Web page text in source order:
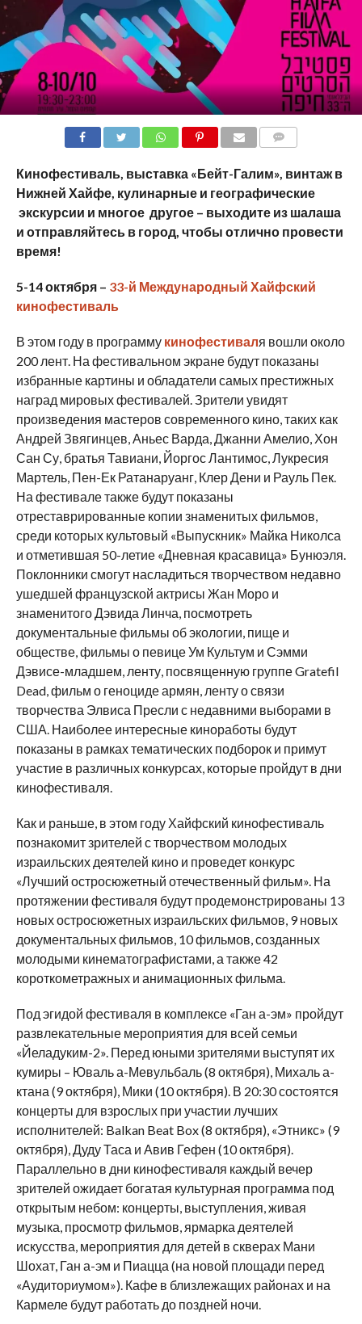
Кинофестиваль, выставка «Бейт-Галим», винтаж в
Нижней Хайфе, кулинарные и географические
экскурсии и многое другое – выходите из шалаша
и отправляйтесь в город, чтобы отлично провести
время!
5-14 октября – 33-й Международный Хайфский
кинофестиваль
В этом году в программу кинофестиваля вошли около
200 лент. На фестивальном экране будут показаны
избранные картины и обладатели самых престижных
наград мировых фестивалей. Зрители увидят
произведения мастеров современного кино, таких как
Андрей Звягинцев, Аньес Варда, Джанни Амелио, Хон
Сан Су, братья Тавиани, Йоргос Лантимос, Лукресия
Мартель, Пен-Ек Ратанаруанг, Клер Дени и Рауль Пек.
На фестивале также будут показаны
отреставрированные копии знаменитых фильмов,
среди которых культовый «Выпускник» Майка Николса
и отметившая 50-летие «Дневная красавица» Бунюэля.
Поклонники смогут насладиться творчеством недавно
ушедшей французской актрисы Жан Моро и
знаменитого Дэвида Линча, посмотреть
документальные фильмы об экологии, пище и
обществе, фильмы о певице Ум Культум и Сэмми
Дэвисе-младшем, ленту, посвященную группе Gratefil
Dead, фильм о геноциде армян, ленту о связи
творчества Элвиса Пресли с недавними выборами в
США. Наиболее интересные киноработы будут
показаны в рамках тематических подборок и примут
участие в различных конкурсах, которые пройдут в дни
кинофестиваля.
Как и раньше, в этом году Хайфский кинофестиваль
познакомит зрителей с творчеством молодых
израильских деятелей кино и проведет конкурс
«Лучший остросюжетный отечественный фильм». На
протяжении фестиваля будут продемонстрированы 13
новых остросюжетных израильских фильмов, 9 новых
документальных фильмов, 10 фильмов, созданных
молодыми кинематографистами, а также 42
короткометражных и анимационных фильма.
Под эгидой фестиваля в комплексе «Ган а-эм» пройдут
развлекательные мероприятия для всей семьи
«Йеладуким-2». Перед юными зрителями выступят их
кумиры – Юваль а-Мевульбаль (8 октября), Михаль а-
ктана (9 октября), Мики (10 октября). В 20:30 состоятся
концерты для взрослых при участии лучших
исполнителей: Balkan Beat Box (8 октября), «Этникс» (9
октября), Дуду Таса и Авив Гефен (10 октября).
Параллельно в дни кинофестиваля каждый вечер
зрителей ожидает богатая культурная программа под
открытым небом: концерты, выступления, живая
музыка, просмотр фильмов, ярмарка деятелей
искусства, мероприятия для детей в скверах Мани
Шохат, Ган а-эм и Пиацца (на новой площади перед
«Аудиториумом»). Кафе в близлежащих районах и на
Кармеле будут работать до поздней ночи.